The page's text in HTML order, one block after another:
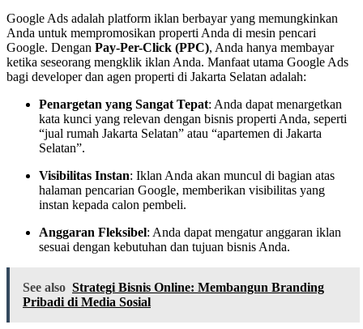
Google Ads adalah platform iklan berbayar yang memungkinkan
Anda untuk mempromosikan properti Anda di mesin pencari
Google. Dengan Pay-Per-Click (PPC), Anda hanya membayar
ketika seseorang mengklik iklan Anda. Manfaat utama Google Ads
bagi developer dan agen properti di Jakarta Selatan adalah:
Penargetan yang Sangat Tepat: Anda dapat menargetkan
kata kunci yang relevan dengan bisnis properti Anda, seperti
“jual rumah Jakarta Selatan” atau “apartemen di Jakarta
Selatan”.
Visibilitas Instan: Iklan Anda akan muncul di bagian atas
halaman pencarian Google, memberikan visibilitas yang
instan kepada calon pembeli.
Anggaran Fleksibel: Anda dapat mengatur anggaran iklan
sesuai dengan kebutuhan dan tujuan bisnis Anda.
See also Strategi Bisnis Online: Membangun Branding
Pribadi di Media Sosial